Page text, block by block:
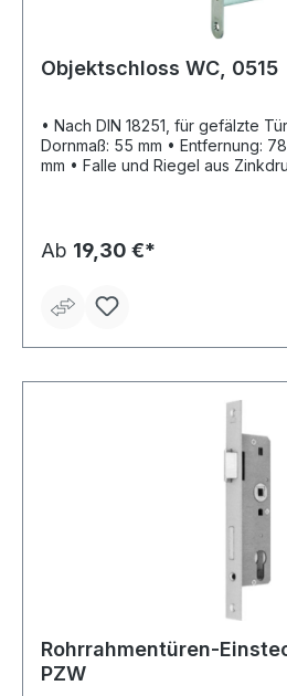
Objektschloss WC, 0515
• Nach DIN 18251, für gefälzte Türen • 2
Dornmaß: 55 mm • Entfernung: 78 mm • Nuss, Stahl: 8
mm • Falle und Riegel aus Zinkdruckguss • Mit Wechsel
Ab 19,30 €*
Rohrrahmentüren-
PZW